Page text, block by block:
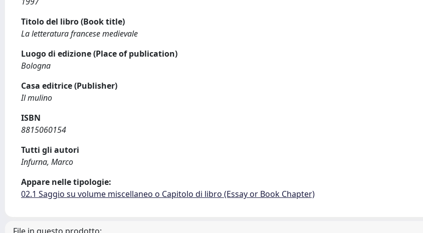
Titolo del libro (Book title)
La letteratura francese medievale
Luogo di edizione (Place of publication)
Bologna
Casa editrice (Publisher)
Il mulino
ISBN
8815060154
Tutti gli autori
Infurna, Marco
Appare nelle tipologie:
02.1 Saggio su volume miscellaneo o Capitolo di libro (Essay or Book Chapter)